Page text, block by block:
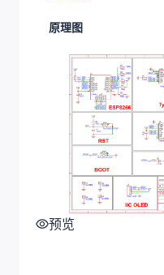
原理图
预览